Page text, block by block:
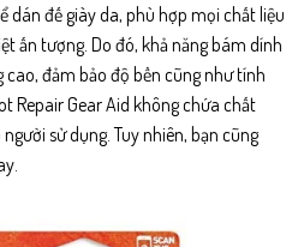
dán đế giày da, phù hợp mọi chất liệu
ấn tượng. Do đó, khả năng bám dính
đảm bảo độ bền cũng như tính
Repair Gear Aid không chứa chất
sử dụng. Tuy nhiên, bạn cũng